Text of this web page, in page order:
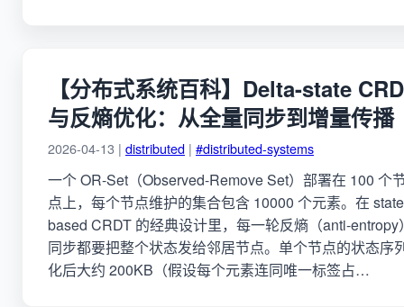
【分布式系统百科】Delta-state
与反熵优化：从全量同步到增量传播
2026-04-13 | distributed | #distributed-systems
一个 OR-Set（Observed-Remove Set）部署在 100 个
点上，每个节点维护的集合包含 10000 个元素。在
based CRDT 的经典设计里，每一轮反熵（anti-entropy
同步都要把整个状态发给邻居节点。单个节点的状态序
化后大约 200KB（假设每个元素连同唯一标签占…